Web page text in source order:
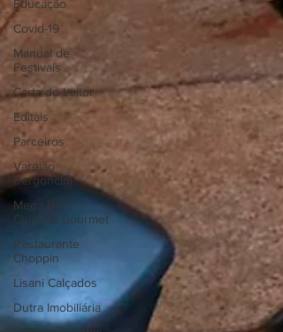
Educação
Covid-19
Manual de
Festivais
Carta do Leitor
Editais
Parceiros
Varejão
Bergoncini
Mega Bom
Churros Gourmet
Restaurante
Choppin
Lisani Calçados
Dutra Imobiliária